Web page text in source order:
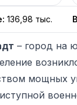
: 136,98 тыс.
– город на
мощных